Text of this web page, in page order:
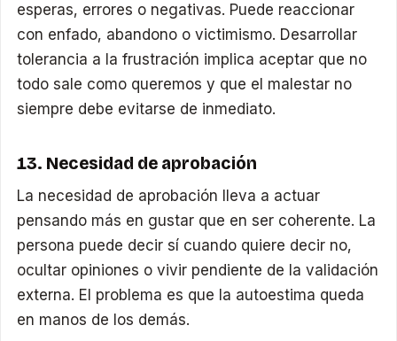
esperas, errores o negativas. Puede reaccionar
con enfado, abandono o victimismo. Desarrollar
tolerancia a la frustración implica aceptar que no
todo sale como queremos y que el malestar no
siempre debe evitarse de inmediato.
13. Necesidad de aprobación
La necesidad de aprobación lleva a actuar
pensando más en gustar que en ser coherente. La
persona puede decir sí cuando quiere decir no,
ocultar opiniones o vivir pendiente de la validación
externa. El problema es que la autoestima queda
en manos de los demás.